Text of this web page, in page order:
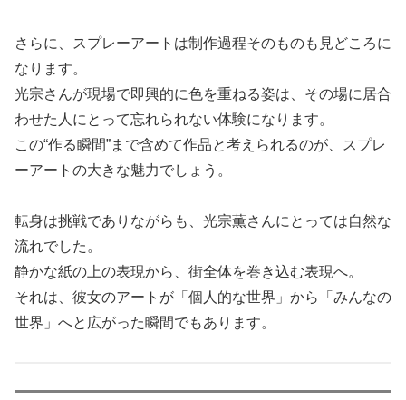
さらに、スプレーアートは制作過程そのものも見どころに
なります。
光宗さんが現場で即興的に色を重ねる姿は、その場に居合
わせた人にとって忘れられない体験になります。
この“作る瞬間”まで含めて作品と考えられるのが、スプレ
ーアートの大きな魅力でしょう。
転身は挑戦でありながらも、光宗薫さんにとっては自然な
流れでした。
静かな紙の上の表現から、街全体を巻き込む表現へ。
それは、彼女のアートが「個人的な世界」から「みんなの
世界」へと広がった瞬間でもあります。